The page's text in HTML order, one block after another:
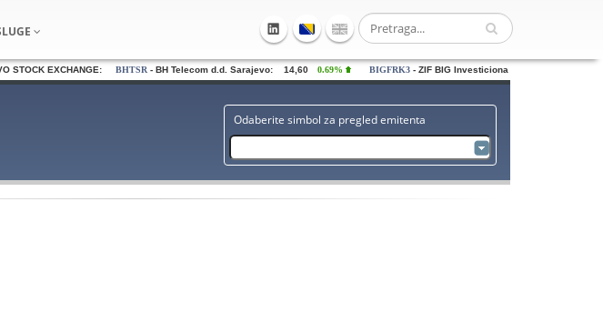
STOCK EXCHANGE: BHTSR- BH Telecom d.d. Sarajevo: 14,60 0.69% BIGFRK3- ZIF BIG Investiciona grupa dd Sarajevo:
Odaberite simbol za pregled emitenta